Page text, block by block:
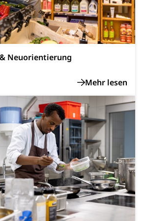
Neuorientierung
Förderfonds,
Kunst und Bau, Schule
Kulturvermittlung
Filmförderung
Verkehr
Zugverkehr, Bahnverkehr,
Verkehr
Luzern VVL
Verkehr Luzern Mobil
Seeschifffahrt,
(Strassenverkehrsamt)
Schwerverkehr,
Schwerverkehrsabgabe,